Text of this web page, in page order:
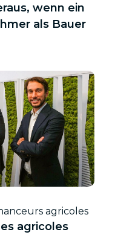
wenn ein
als Bauer
agricoles
agricoles